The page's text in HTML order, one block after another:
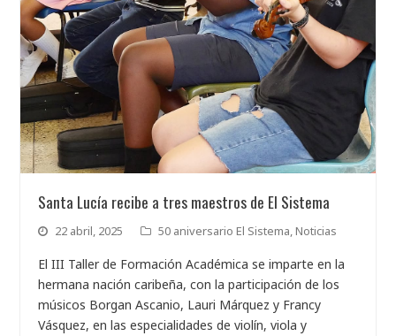
Santa Lucía recibe a tres maestros de El Sistema
22 abril, 2025 50 aniversario El Sistema,Noticias
El III Taller de Formación Académica se imparte en la
hermana nación caribeña, con la participación de los
músicos Borgan Ascanio, Lauri Márquez y Francy
Vásquez, en las especialidades de violín, viola y